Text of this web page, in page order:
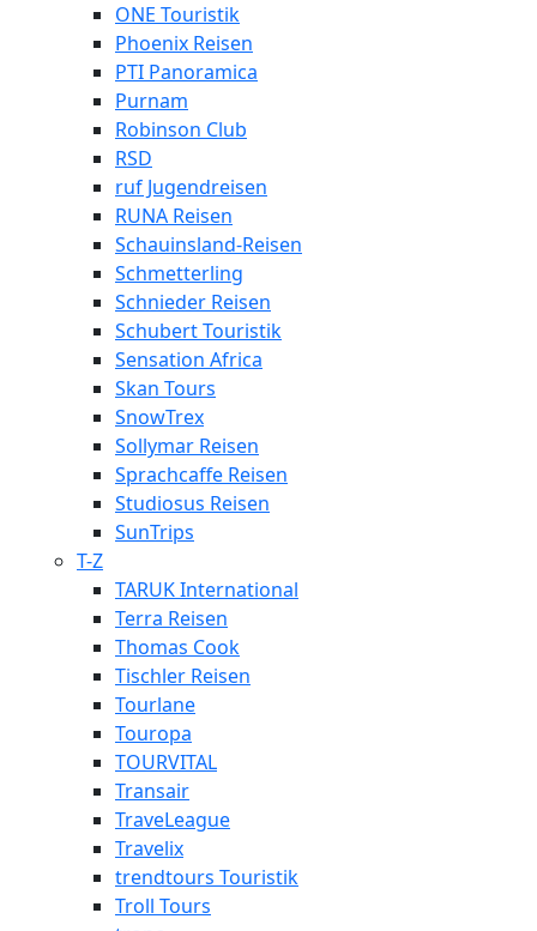
ONE Touristik
Phoenix Reisen
PTI Panoramica
Purnam
Robinson Club
RSD
ruf Jugendreisen
RUNA Reisen
Schauinsland-Reisen
Schmetterling
Schnieder Reisen
Schubert Touristik
Sensation Africa
Skan Tours
SnowTrex
Sollymar Reisen
Sprachcaffe Reisen
Studiosus Reisen
SunTrips
T-Z
TARUK International
Terra Reisen
Thomas Cook
Tischler Reisen
Tourlane
Touropa
TOURVITAL
Transair
TraveLeague
Travelix
trendtours Touristik
Troll Tours